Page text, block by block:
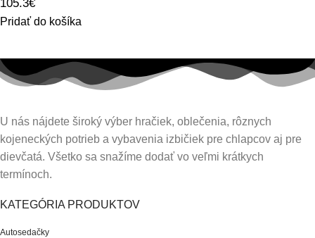
105.3€
Pridať do košíka
U nás nájdete široký výber hračiek, oblečenia, rôznych
kojeneckých potrieb a vybavenia izbičiek pre chlapcov aj pre
dievčatá. Všetko sa snažíme dodať vo veľmi krátkych
termínoch.
KATEGÓRIA PRODUKTOV
Autosedačky